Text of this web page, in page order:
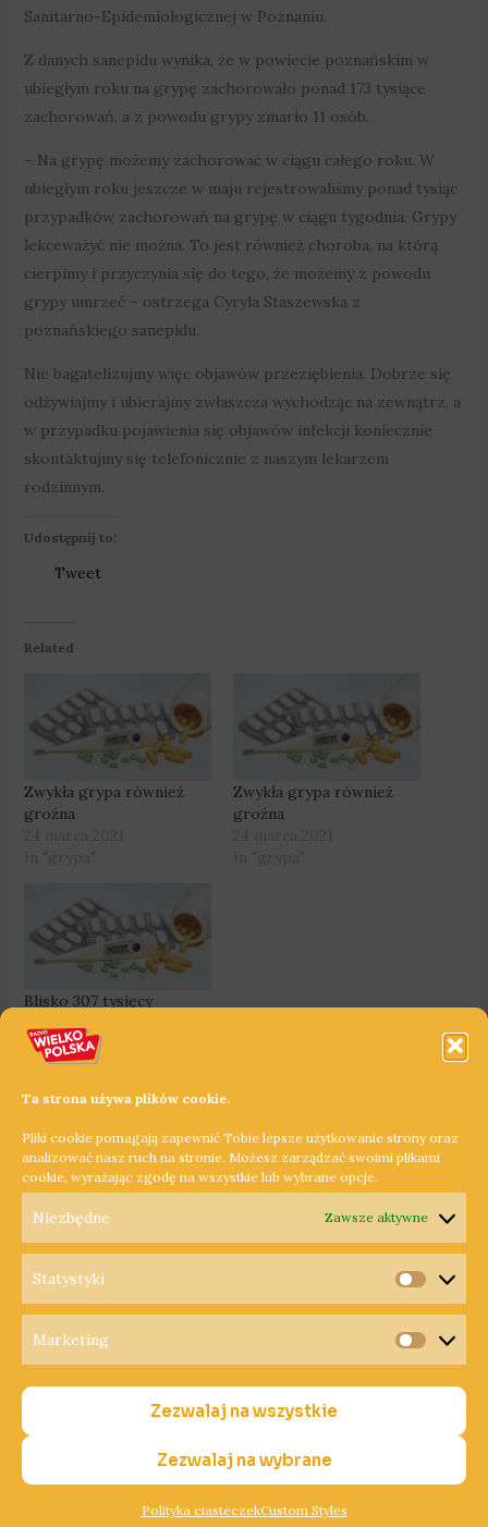
Ta strona używa plików cookie.
Pliki cookie pomagają zapewnić Tobie lepsze użytkowanie strony oraz
analizować nasz ruch na stronie. Możesz zarządzać swoimi plikami
cookie, wyrażając zgodę na wszystkie lub wybrane opcje.
Niezbędne Zawsze aktywne
Statystyki
Marketing
Zezwalaj na wszystkie
Zezwalaj na wybrane
Polityka ciasteczekCustom Styles
Sanitarno-Epidemiologicznej w Poznaniu.
Z danych sanepidu wynika, że w powiecie poznańskim w
ubiegłym roku na grypę zachorowało ponad 173 tysiące
zachorowań, a z powodu grypy zmarło 11 osób.
– Na grypę możemy zachorować w ciągu całego roku. W
ubiegłym roku jeszcze w maju rejestrowaliśmy ponad tysiąc
przypadków zachorowań na grypę w ciągu tygodnia. Grypy
lekceważyć nie można. To jest również choroba, na którą
cierpimy i przyczynia się do tego, że możemy z powodu
grypy umrzeć – ostrzega Cyryla Staszewska z
poznańskiego sanepidu.
Nie bagatelizujmy więc objawów przeziębienia. Dobrze się
odżywiajmy i ubierajmy zwłaszcza wychodząc na zewnątrz, a
w przypadku pojawienia się objawów infekcji koniecznie
skontaktujmy się telefonicznie z naszym lekarzem
rodzinnym.
Udostępnij to:
Tweet
Related
Zwykła grypa również
groźna
Zwykła grypa również
groźna
Blisko 307 tysięcy
Wielkopolan
zachorowało w tym roku
na grypę
In "grypa"
Poprzedni Wpis Następny Wpis
Polityka Cookies